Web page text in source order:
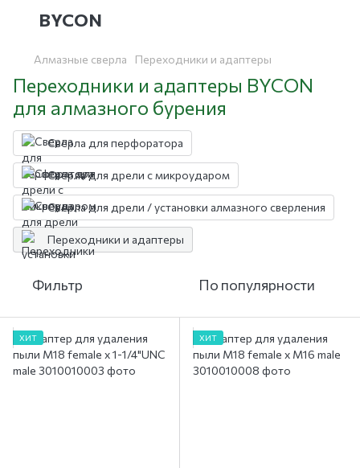
BYCON
Алмазные сверла Переходники и адаптеры
Переходники и адаптеры BYCON
для алмазного бурения
Сверла для перфоратора
Сверла для дрели с микроударом
Сверла для дрели / установки алмазного сверления
Переходники и адаптеры
Фильтр По популярности
ХИТ ХИТ